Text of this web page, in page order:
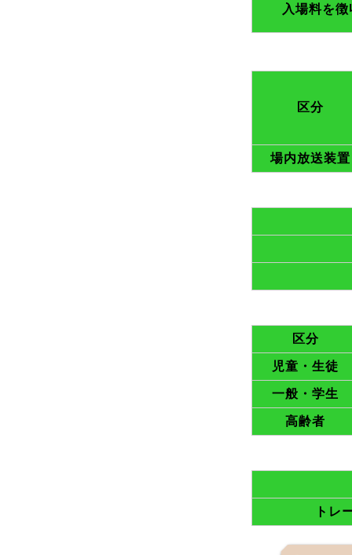
入場料を
区分
場内放送装置
区分
児童・生徒
一般・学生
高齢者
トレ